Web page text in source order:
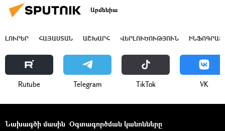
Արմենիա
ԼՈՒՐԵՐ ՀԱՅԱՍՏԱՆ ԱՇԽԱՐՀ ՎԵՐԼՈՒԾՈՒԹՅՈՒՆ
Rutube Telegram ТikТоk VK
Նախագծի մասին Օգտագործման կանոնները